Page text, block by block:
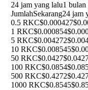
24 jam yang lalu1 bulan
JumlahSekarang24 jam
0.5 RKC$0.000427
1 RKC$0.000854
5 RKC$0.004272
10 RKC$0.008545
50 RKC$0.0427
100 RKC$0.0854
500 RKC$0.4272
1000 RKC$0.8545